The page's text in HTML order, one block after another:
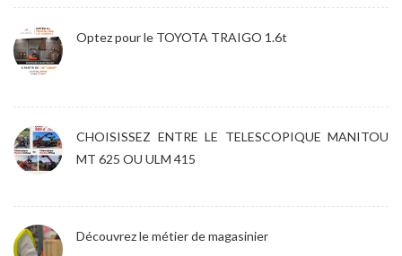
Optez pour le TOYOTA TRAIGO 1.6t
CHOISISSEZ ENTRE LE TELESCOPIQUE MANITOU
MT 625 OU ULM 415
Découvrez le métier de magasinier